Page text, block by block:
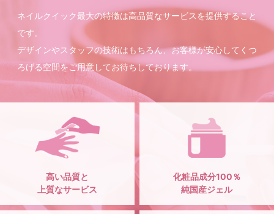
ネイルクイック最大の特徴は高品質なサービスを提供すること
です。
デザインやスタッフの技術はもちろん、お客様が安心してくつ
ろげる空間をご用意してお待ちしております。
高い品質と
上質なサービス
化粧品成分100％
純国産ジェル